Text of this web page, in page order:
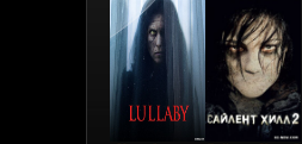
2025 AQSH
filmi